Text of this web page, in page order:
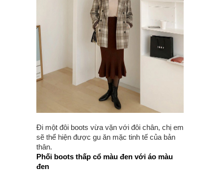
Đi một đôi boots vừa vặn với đôi chân, chị em
sẽ thể hiện được gu ăn mặc tinh tế của bản
thân.
Phối boots thấp cổ màu đen với áo màu
đen